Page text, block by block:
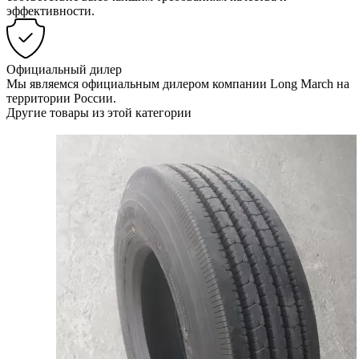
эффективности.
Официальный дилер
Мы являемся официальным дилером компании Long March на
территории России.
Другие товары из этой категории